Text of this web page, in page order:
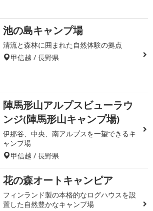
池の島キャンプ場
清流と森林に囲まれた自然体験の拠点
甲信越 / 長野県
陣馬形山アルプスビューラウ
ンジ(陣馬形山キャンプ場)
伊那谷、中央、南アルプスを一望できるキ
ャンプ場
甲信越 / 長野県
花の森オートキャンピア
フィンランド製の本格的なログハウスを設
置した自然豊かなキャンプ場